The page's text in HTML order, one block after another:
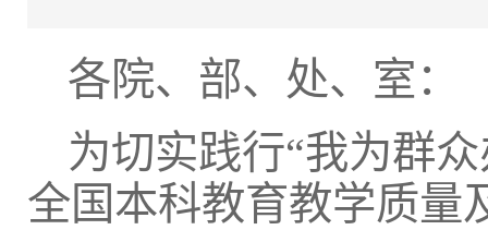
各院、部、处、室：
为切实践行“我为群
全国本科教育教学质量